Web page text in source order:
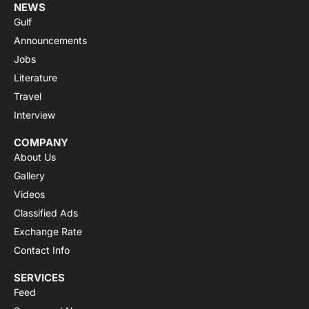
NEWS
Gulf
Announcements
Jobs
Literature
Travel
Interview
COMPANY
About Us
Gallery
Videos
Classified Ads
Exchange Rate
Contact Info
SERVICES
Feed